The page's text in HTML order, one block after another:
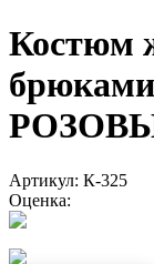
Костюм
Артикул: К-325
Оценка: